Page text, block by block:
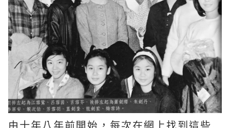
由十年八年前開始，每次在網上找到這些